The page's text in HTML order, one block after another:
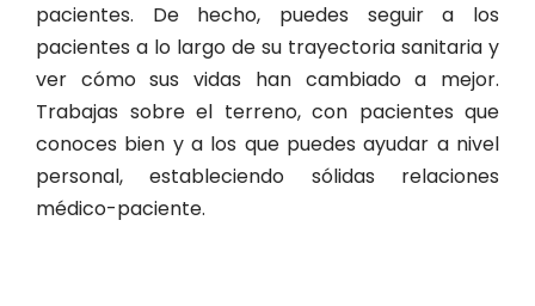
pacientes. De hecho, puedes seguir a los
pacientes a lo largo de su trayectoria sanitaria y
ver cómo sus vidas han cambiado a mejor.
Trabajas sobre el terreno, con pacientes que
conoces bien y a los que puedes ayudar a nivel
personal, estableciendo sólidas relaciones
médico-paciente.